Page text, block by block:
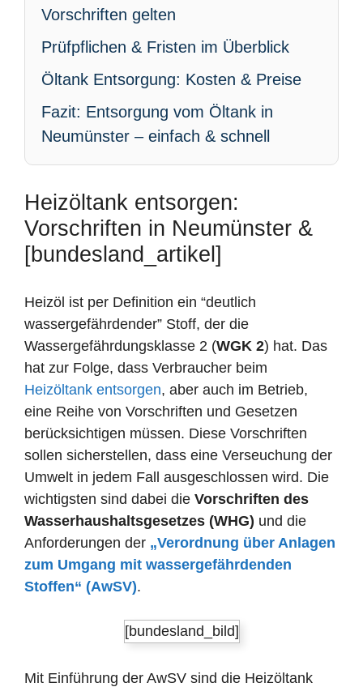
Vorschriften gelten
Prüfpflichen & Fristen im Überblick
Öltank Entsorgung: Kosten & Preise
Fazit: Entsorgung vom Öltank in
Neumünster – einfach & schnell
Heizöltank entsorgen:
Vorschriften in Neumünster &
[bundesland_artikel]
Heizöl ist per Definition ein “deutlich
wassergefährdender” Stoff, der die
Wassergefährdungsklasse 2 (WGK 2) hat. Das
hat zur Folge, dass Verbraucher beim
Heizöltank entsorgen, aber auch im Betrieb,
eine Reihe von Vorschriften und Gesetzen
berücksichtigen müssen. Diese Vorschriften
sollen sicherstellen, dass eine Verseuchung der
Umwelt in jedem Fall ausgeschlossen wird. Die
wichtigsten sind dabei die Vorschriften des
Wasserhaushaltsgesetzes (WHG) und die
Anforderungen der „Verordnung über Anlagen
zum Umgang mit wassergefährdenden
Stoffen“ (AwSV).
[bundesland_bild]
Mit Einführung der AwSV sind die Heizöltank